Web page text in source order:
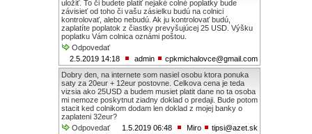
uložiť. To či budete platiť nejaké colné poplatky bude
závisieť od toho či vašu zásielku budú na colnici
kontrolovať, alebo nebudú. Ak ju kontrolovať budú,
zaplatíte poplatok z čiastky prevyšujúcej 25 USD. Výšku
poplatku Vám colnica oznámi poštou.
Odpovedať
2.5.2019 14:18
admin
cpkmichalovce@gmail.com
Dobry den, na internete som nasiel osobu ktora ponuka
saty za 20eur + 12eur postovne. Celkova cena je teda
vizsia ako 25USD a budem musiet platit dane no ta osoba
mi nemoze poskytnut ziadny doklad o predaji. Bude potom
stacit ked colnikom dodam len doklad z mojej banky o
zaplateni 32eur?
Odpovedať
1.5.2019 06:48 Miro tipsi@azet.sk